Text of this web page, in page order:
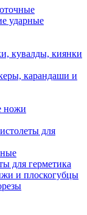
ударные
кувалды, киянки
карандаши и
ножи
для
для герметика
и плоскогубцы